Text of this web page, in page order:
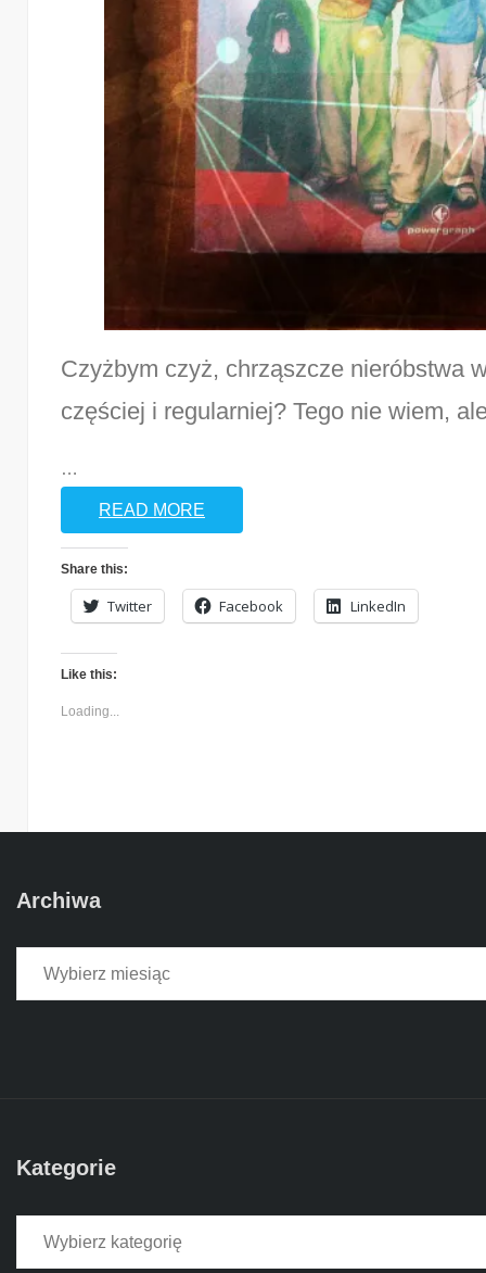
Czyżbym czyż, chrząszcze nieróbstwa
częściej i regularniej? Tego nie wiem,
…
READ MORE
Share this:
Twitter Facebook LinkedIn
Like this:
Loading...
Archiwa
Kategorie
Kategorie